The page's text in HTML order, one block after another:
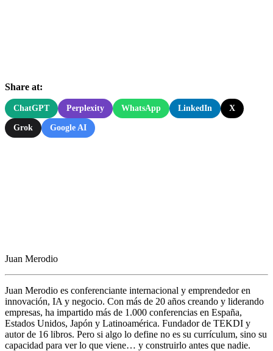
Share at:
ChatGPT Perplexity WhatsApp LinkedIn X
Grok Google AI
Juan Merodio
Juan Merodio es conferenciante internacional y emprendedor en
innovación, IA y negocio. Con más de 20 años creando y liderando
empresas, ha impartido más de 1.000 conferencias en España,
Estados Unidos, Japón y Latinoamérica. Fundador de TEKDI y
autor de 16 libros. Pero si algo lo define no es su currículum, sino su
capacidad para ver lo que viene… y construirlo antes que nadie.